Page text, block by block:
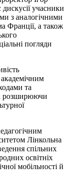
учасники
з аналогічними
Франції, а також
погляди
та
розширюючи
Лінкольна
спільних
освітніх
мобільності й